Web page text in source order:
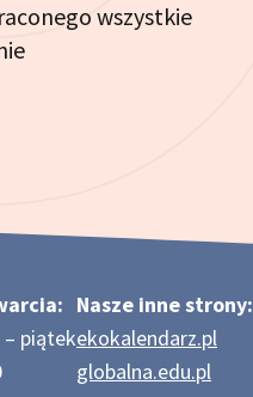
wszystkie
– piątek
Nasze inne strony:
ekokalendarz.pl
globalna.edu.pl